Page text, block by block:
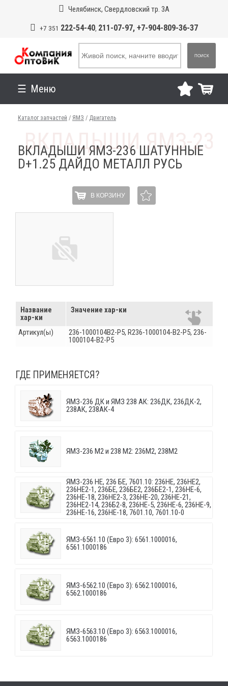
Челябинск, Свердловский тр. 3А
+7 351 222-54-40, 211-07-97, +7-904-809-36-37
ПОИСК
Меню
Каталог запчастей / ЯМЗ / Двигатель
ВКЛАДЫШИ ЯМЗ-236 ШАТУННЫЕ
D+1.25 ДАЙДО МЕТАЛЛ РУСЬ
В КОРЗИНУ
Название
хар-ки
Значение хар-ки
Артикул(ы)
236-1000104В2-Р5, R236-1000104-В2-Р5, 236-
1000104-В2-Р5
ГДЕ ПРИМЕНЯЕТСЯ?
ЯМЗ-236 ДК и ЯМЗ 238 АК: 236ДК, 236ДК-2,
238АК, 238АК-4
ЯМЗ-236 М2 и 238 М2: 236М2, 238М2
ЯМЗ-236 НЕ, 236 БЕ, 7601.10: 236НЕ, 236НЕ2,
236НЕ2-1, 236БЕ, 236БЕ2, 236БЕ2-1, 236НЕ-6,
236НЕ-18, 236НЕ2-3, 236НЕ-20, 236НЕ-21,
236НЕ2-14, 236Б2-8, 236НЕ-5, 236НЕ-6, 236НЕ-9,
236НЕ-16, 236НЕ-18, 7601.10, 7601.10-0
ЯМЗ-6561.10 (Евро 3): 6561.1000016,
6561.1000186
ЯМЗ-6562.10 (Евро 3): 6562.1000016,
6562.1000186
ЯМЗ-6563.10 (Евро 3): 6563.1000016,
6563.1000186